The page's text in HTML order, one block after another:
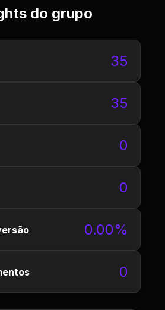
do grupo
35
35
0
0
0.00%
0